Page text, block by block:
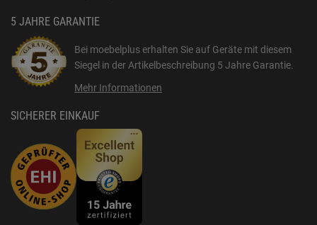
5 JAHRE GARANTIE
Bei moebelplus erhalten Sie auf Geräte mit diesem
Siegel in der Artikelbeschreibung 5 Jahre Garantie.
Mehr Informationen
SICHERER EINKAUF